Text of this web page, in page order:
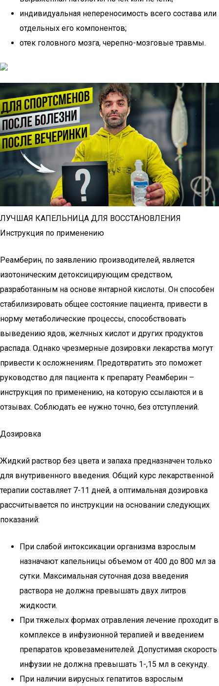
индивидуальная непереносимость всего состава или
отдельных его компонентов;
отек головного мозга, черепно-мозговые травмы.
ЛУЧШАЯ КАПЕЛЬНИЦА ДЛЯ ВОССТАНОВЛЕНИЯ
Инструкция по применению
Реамберин, по заявлению производителей, является
изотоническим детоксицирующим средством,
разработанным на основе янтарной кислоты. Он способен
стабилизировать общее состояние пациента, привести в
норму метаболические процессы, способствовать
выведению ядов, желчных кислот и других продуктов
распада. Однако чрезмерные дозировки лекарства могут
привести к осложнениям. Предотвратить это поможет
руководство для пациента к препарату Реамберин –
инструкция по применению, на которую ссылаются и в
отзывах. Соблюдать ее нужно точно, без отступлений.
Дозировка
Жидкий раствор без цвета и запаха предназначен только
для внутривенного введения. Общий курс лекарственной
терапии составляет 7-11 дней, а оптимальная дозировка
рассчитывается по инструкции на основании следующих
показаний:
При слабой интоксикации организма взрослым
назначают капельницы объемом от 400 до 800 мл за
сутки. Максимальная суточная доза введения
раствора не должна превышать двух литров
жидкости.
При тяжелых формах отравления лечение проходит в
комплексе в инфузионной терапией и введением
препаратов кровезаменителей. Допустимая скорость
инфузии не должна превышать 1-,15 мл в секунду.
При наличии вирусных гепатитов взрослым